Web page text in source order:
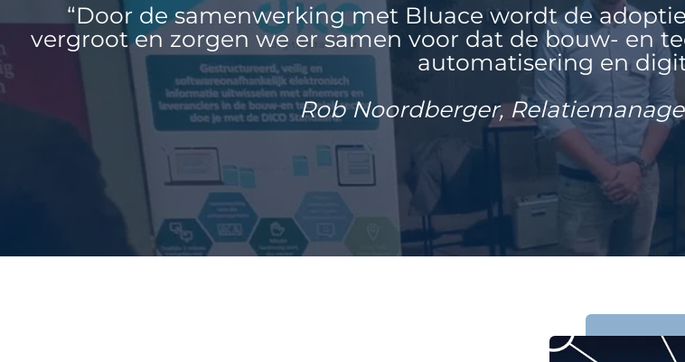
“Door de samenwerking met Bluace wordt de
vergroot en zorgen we er samen voor dat de bouw- en
automatisering en
Rob Noordberger,